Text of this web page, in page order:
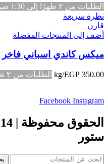
الطلبات من ٢ ظهرًا إلى 1:30 صباحًا
نظرة سريعة
قارن
أضف إلى المنتجات المفضلة
ميكس كاندي اسباني فاخر
EGP 350.00
/kg الطلبات من ٢ ظهرًا إلى 1:30 صباحًا
Facebook Instagram
ستور